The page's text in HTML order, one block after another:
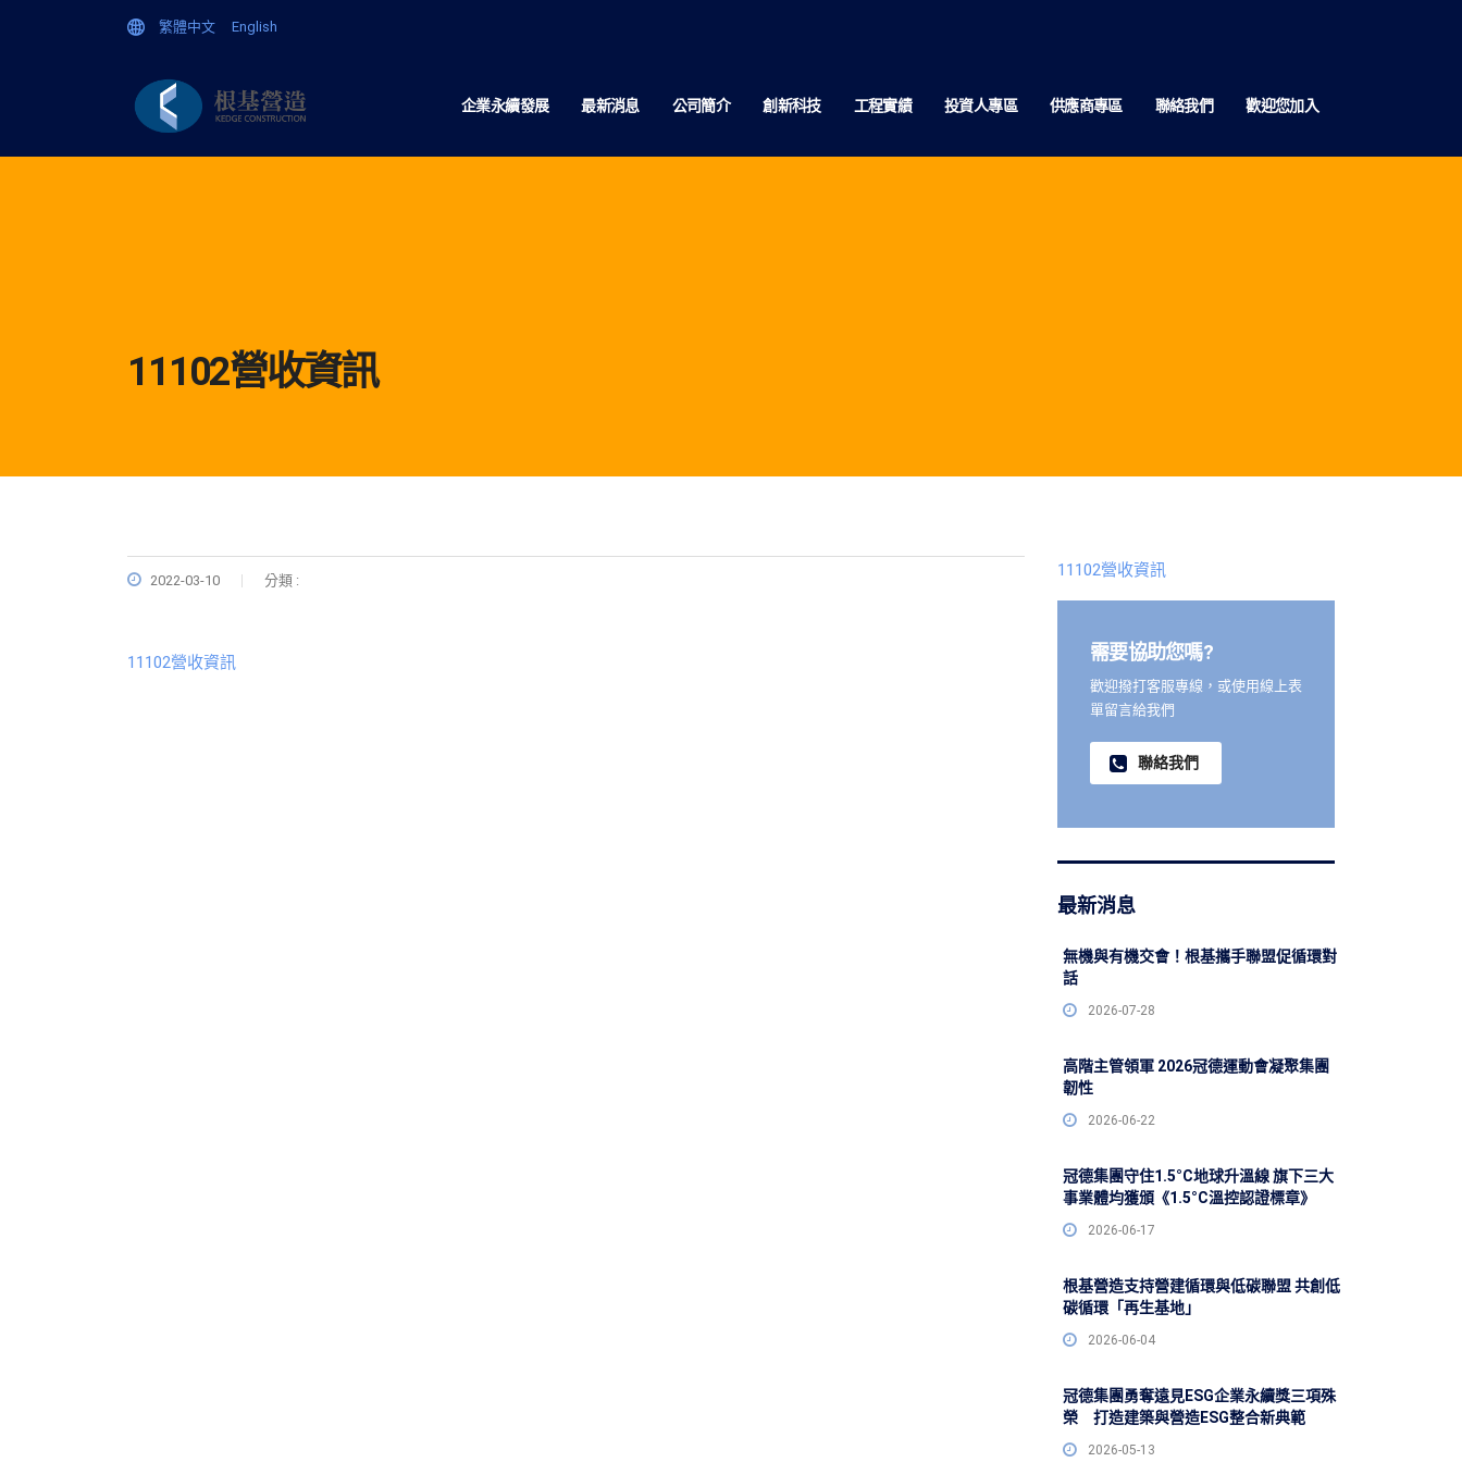
繁體中文 English
企業永續發展 最新消息 公司簡介 創新科技 工程實績 投資人專區 供應商專區 聯絡我們 歡迎您加入
11102營收資訊
2022-03-10 分類 :
11102營收資訊
11102營收資訊
需要協助您嗎?
歡迎撥打客服專線，或使用線上表
單留言給我們
聯絡我們
最新消息
無機與有機交會！根基攜手聯盟促循環對
話
2026-07-28
高階主管領軍 2026冠德運動會凝聚集團
韌性
2026-06-22
冠德集團守住1.5°C地球升溫線 旗下三大
事業體均獲頒《1.5°C溫控認證標章》
2026-06-17
根基營造支持營建循環與低碳聯盟 共創低
碳循環「再生基地」
2026-06-04
冠德集團勇奪遠見ESG企業永續獎三項殊
榮 打造建築與營造ESG整合新典範
2026-05-13